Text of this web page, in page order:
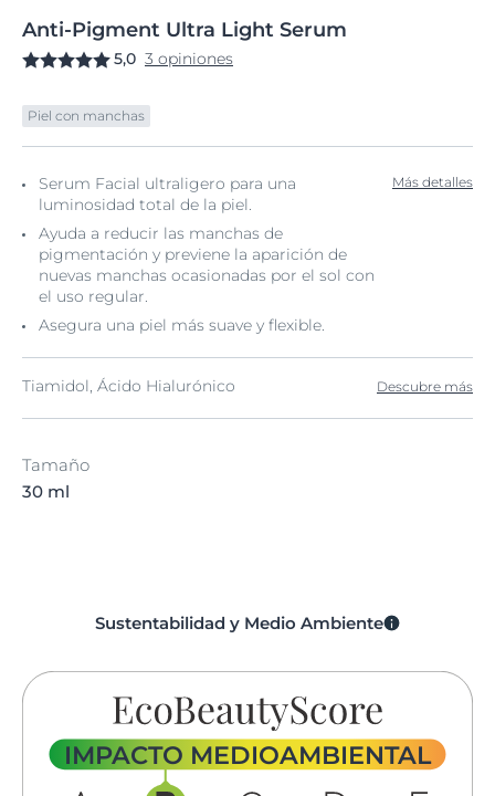
Anti-Pigment Ultra Light Serum
5,0 3 opiniones
Piel con manchas
Serum Facial ultraligero para una
luminosidad total de la piel.
Ayuda a reducir las manchas de
pigmentación y previene la aparición de
nuevas manchas ocasionadas por el sol con
el uso regular.
Asegura una piel más suave y flexible.
Más detalles
Tiamidol, Ácido Hialurónico Descubre más
Tamaño
30 ml
Sustentabilidad y Medio Ambiente
IMPACTO MEDIOAMBIENTAL